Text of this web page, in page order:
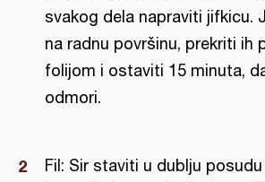
svakog dela napraviti jifkicu.
na radnu površinu, prekriti ih
folijom i ostaviti 15 minuta,
odmori.
Fil: Sir staviti u dublju